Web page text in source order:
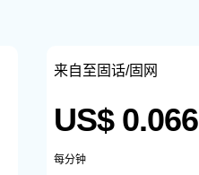
来自至固话/固网
US$ 0.066
每分钟